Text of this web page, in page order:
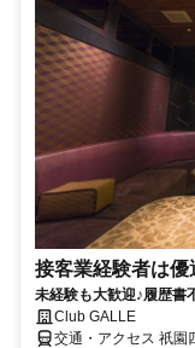
接客業経験者は優
未経験も大歓迎♪履歴
Club GALLE
交通・アクセス 祇園